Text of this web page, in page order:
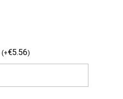
(+€5.56)